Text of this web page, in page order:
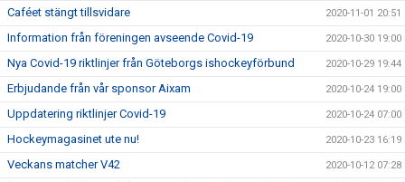
Caféet stängt tillsvidare 2020-11-01 20:51
Information från föreningen avseende Covid-19 2020-10-30 19:00
Nya Covid-19 riktlinjer från Göteborgs ishockeyförbund 2020-10-29 19:44
Erbjudande från vår sponsor Aixam 2020-10-24 19:00
Uppdatering riktlinjer Covid-19 2020-10-24 07:00
Hockeymagasinet ute nu! 2020-10-23 16:19
Veckans matcher V42 2020-10-12 07:28